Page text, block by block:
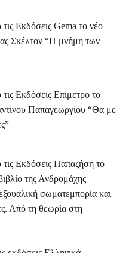
Εκδόσεις Gema το νέο
Σκέλτον “Η μνήμη των
Εκδόσεις Επίμετρο το
Παπαγεωργίου “Θα με
Εκδόσεις Παπαζήση το
της Ανδρομάχης
σωματεμπορία και
Από τη θεωρία στη